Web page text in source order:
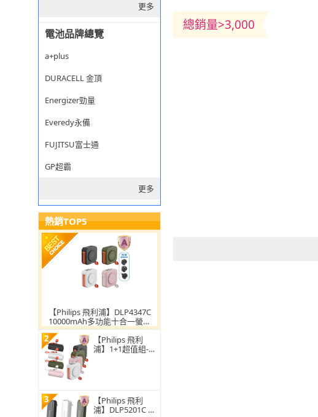
更多
電池品牌總覽
a+plus
DURACELL 金頂
Energizer勁量
Everedy永備
FUJITSU富士通
GP超霸
更多
熱銷TOP5
【Philips 飛利浦】DLP4347C
10000mAh多功能十合一螢幕
顯示行動電源(磁吸/自帶雙線/
無線/37Wh_具Wh標示)
2
【Philips 飛利
浦】1+1超值組-4
示)
3
【Philips 飛利
浦】DLP5201C 49
總銷量>3,000